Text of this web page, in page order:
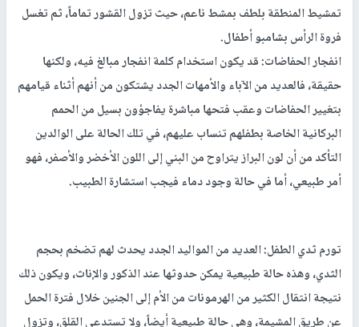
تمشيط المنطقة بلطف بمشط ناعم، حيث تزول القشور تماماً، ثم تغسل
فروة الرأس بشامبو أطفال.
انفجار الحفاضات: قد يكون استخدام كلمة انفجار مبالغ فيه، ولكنها
حقيقة، فالعديد من الآباء والأمهات الجدد يشتكون من أنهم أثناء قيامهم
بتغيير الحفاضات وعقب فتحها مباشرة يفاجؤون بسيل من الحمم
البركانية الخاصة بطفلهم تنساب عليهم، في تلك الحالة على الوالدين
التأكد من أن لون البراز يتراوح من البني إلى اللون الأخضر والأصفر، فهو
أمر طبيعي، أما في حالة وجود دماء فيجب استشارة الطبيب.
تورم ثدي الطفل: العديد من المواليد الجدد يحدث لهم تضخم بحجم
الثدي، وهذه حالة طبيعية يمكن حدوثها عند الذكور والإناث، ويكون ذلك
نتيجة انتقال الكثير من الهرمونات من الأم إلى الجنين خلال فترة الحمل